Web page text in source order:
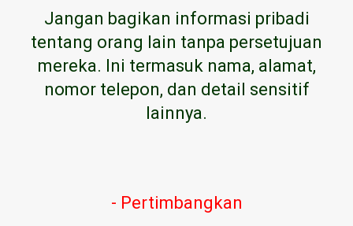
Jangan bagikan informasi pribadi
tentang orang lain tanpa persetujuan
mereka. Ini termasuk nama, alamat,
nomor telepon, dan detail sensitif
lainnya.
- Pertimbangkan